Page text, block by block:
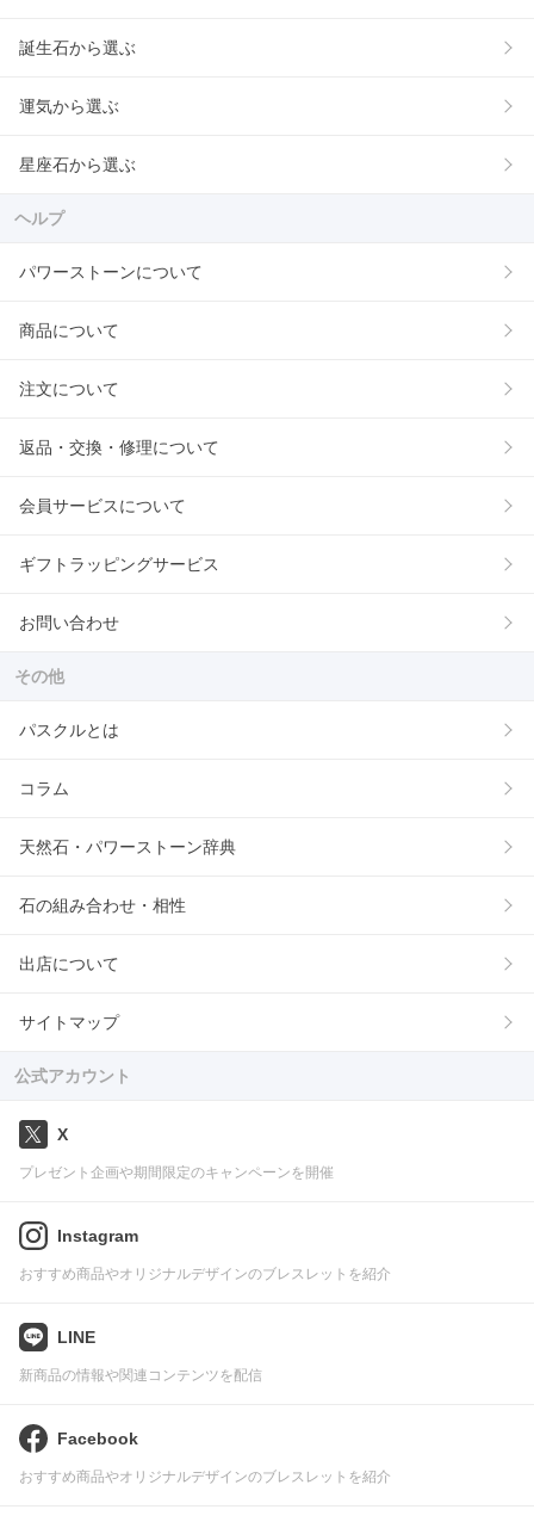
誕生石から選ぶ
運気から選ぶ
星座石から選ぶ
ヘルプ
パワーストーンについて
商品について
注文について
返品・交換・修理について
会員サービスについて
ギフトラッピングサービス
お問い合わせ
その他
パスクルとは
コラム
天然石・パワーストーン辞典
石の組み合わせ・相性
出店について
サイトマップ
公式アカウント
X
プレゼント企画や期間限定のキャンペーンを開催
Instagram
おすすめ商品やオリジナルデザインのブレスレットを紹介
LINE
新商品の情報や関連コンテンツを配信
Facebook
おすすめ商品やオリジナルデザインのブレスレットを紹介